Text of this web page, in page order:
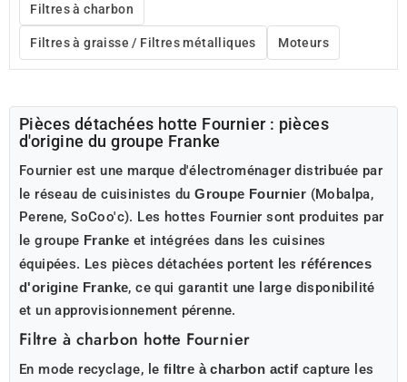
Filtres à charbon
Filtres à graisse / Filtres métalliques Moteurs
Pièces détachées hotte Fournier : pièces
d'origine du groupe Franke
Fournier est une marque d'électroménager distribuée par
le réseau de cuisinistes duGroupe Fournier (Mobalpa,
Perene, SoCoo'c). Les hottes Fournier sont produites par
le groupe Franke et intégrées dans les cuisines
équipées. Les pièces détachées portent les références
d'origine Franke, ce qui garantit une large disponibilité
et un approvisionnement pérenne.
Filtre à charbon hotte Fournier
En mode recyclage, le filtre à charbon actif capture les